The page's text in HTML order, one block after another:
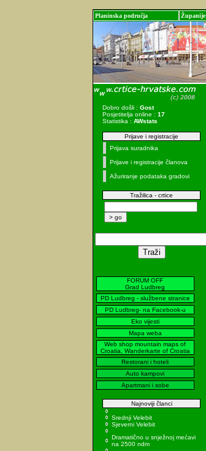
Planinska područja Županije
Dobro došli : Gost
Posjetitelja online : 17
Statistika : AWstats
Prijave i registracije
Prijava suradnika
Prijave i registracije članova
Ažuriranje podataka gradovi
Tražilica - crtice
FORUM OFF
Grad Ludbreg
PD Ludbreg - službene stranice
PD Ludbreg- na Facebook-u
Eko vijesti
Mapa weba
Web shop mountain maps of
Croatia, Wanderkarte of Croatia
Restorani i hoteli
Auto kampovi
Apartmani i sobe
Najnoviji članci
Srednji Velebit
Sjeverni Velebit
Dramatično u snježnoj mećavi
na 2500 ndm